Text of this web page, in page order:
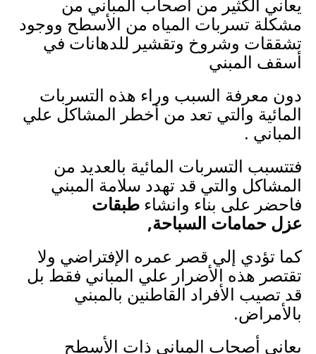
يعاني الكثير من أصحاب المباني من
مشكلة تسربات المياه من الأسطح ووجود
تشققات وشروخ وتقشير للدهانات في
أسقف المبني
دون معرفة السبب وراء هذه التسربات
المائية والتي تعد من أخطر المشاكل علي
المباني .
فتتسبب التسربات المائية بالعديد من
المشاكل والتي قد تهدد سلامة المبني
فاحضر على بناء وانشاء طبقات
عزل حمامات السباحة,
كما تؤدي إلي قصر عمره الإفتراضي ولا
تقتصر هذه الأضرار علي المباني فقط بل
قد تصيب الأفراد القاطنين بالمبني
بالأمراض.
يعاني أصحاب المباني ذات الأسطح